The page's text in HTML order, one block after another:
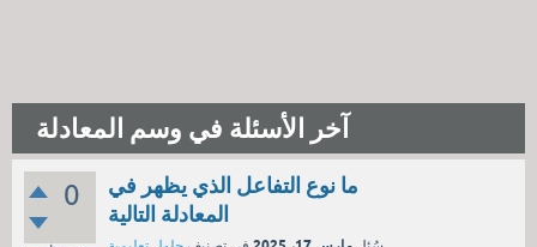
آخر الأسئلة في وسم المعادلة
0
ما نوع التفاعل الذي يظهر في
المعادلة التالية